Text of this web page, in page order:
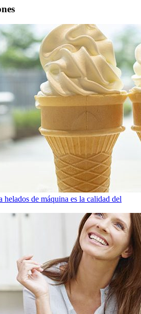
helados de máquina es la calidad del